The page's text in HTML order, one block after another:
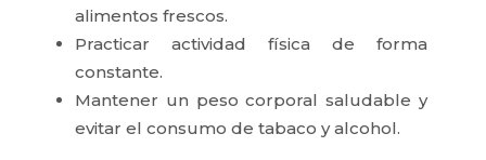
alimentos frescos.
Practicar actividad física de forma
constante.
Mantener un peso corporal saludable y
evitar el consumo de tabaco y alcohol.